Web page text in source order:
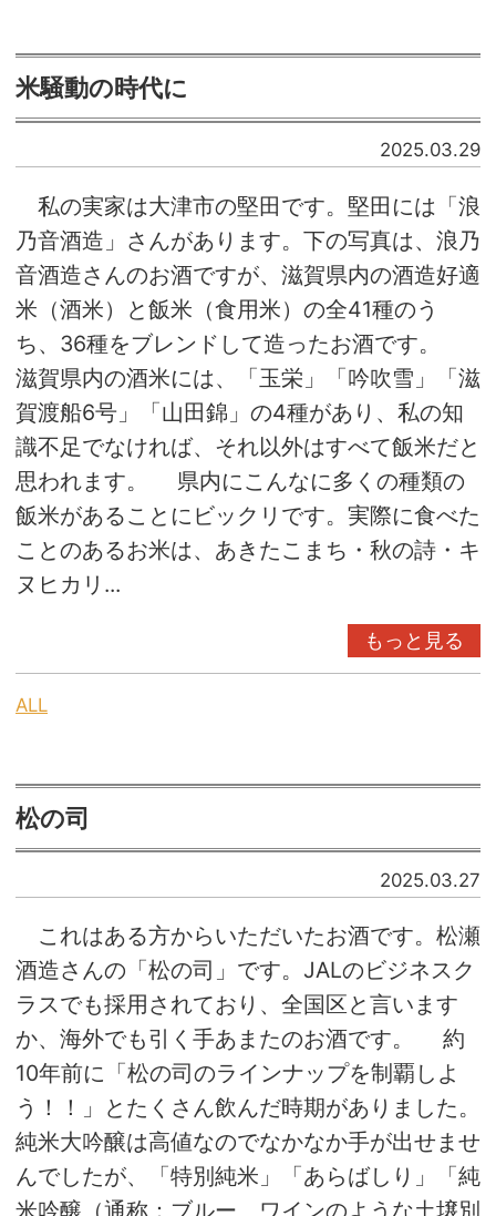
米騒動の時代に
2025.03.29
私の実家は大津市の堅田です。堅田には「浪
乃音酒造」さんがあります。下の写真は、浪乃
音酒造さんのお酒ですが、滋賀県内の酒造好適
米（酒米）と飯米（食用米）の全41種のう
ち、36種をブレンドして造ったお酒です。
滋賀県内の酒米には、「玉栄」「吟吹雪」「滋
賀渡船6号」「山田錦」の4種があり、私の知
識不足でなければ、それ以外はすべて飯米だと
思われます。 県内にこんなに多くの種類の
飯米があることにビックリです。実際に食べた
ことのあるお米は、あきたこまち・秋の詩・キ
ヌヒカリ...
もっと見る
ALL
松の司
2025.03.27
これはある方からいただいたお酒です。松瀬
酒造さんの「松の司」です。JALのビジネスク
ラスでも採用されており、全国区と言います
か、海外でも引く手あまたのお酒です。 約
10年前に「松の司のラインナップを制覇しよ
う！！」とたくさん飲んだ時期がありました。
純米大吟醸は高値なのでなかなか手が出せませ
んでしたが、「特別純米」「あらばしり」「純